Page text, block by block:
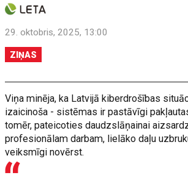
29. oktobris, 2025, 13:00
ZIŅAS
Viņa minēja, ka Latvijā kiberdrošības
izaicinoša - sistēmas ir pastāvīgi
tomēr, pateicoties daudzslāņainai
profesionālam darbam, lielāko daļu
veiksmīgi novērst.